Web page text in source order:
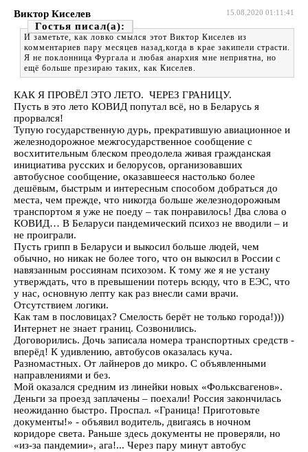
15.08.2020 01:11:41
Виктор Киселев
Гостья
И заметьте, как ловко смылся этот Виктор Киселев из
комментариев пару месяцев назад,когда в крае закипели страсти.
Я не поклонница Фургала и любая анархия мне неприятна, но
ещё больше презираю таких, как Киселев.
КАК Я ПРОВЁЛ ЭТО ЛЕТО. ЧЕРЕЗ ГРАНИЦУ.
Пусть в это лето КОВИД попутал всё, но в Беларусь я
прорвался!
Тупую государственную дурь, прекратившую авиационное и
железнодорожное межгосударственное сообщение с
восхитительным блеском преодолела живая гражданская
инициатива русских и белорусов, организовавших
автобусное сообщение, оказавшееся настолько более
дешёвым, быстрым и интересным способом добраться до
места, чем прежде, что никогда больше железнодорожным
транспортом я уже не поеду – так понравилось! Два слова о
КОВИД… В Беларуси пандемический психоз не вводили – и
не проиграли.
Пусть грипп в Беларуси и выкосил больше людей, чем
обычно, но никак не более того, что он выкосил в России с
навязанным россиянам психозом. К тому же я не устану
утверждать, что в превышении потерь всюду, что в ЕЭС, что
у нас, основную лепту как раз внесли сами врачи.
Отсутствием логики.
Как там в пословицах? Смелость берёт не только города!)))
Интернет не знает границ. Созвонились.
Договорились. Дочь записала номера транспортных средств -
вперёд! К удивлению, автобусов оказалась куча.
Разномастных. От лайнеров до микро. С объявленными
направлениями и без.
Мой оказался средним из линейки новых «Фольксвагенов».
Деньги за проезд заплачены – поехали! Россия закончилась
неожиданно быстро. Проспал. «Граница! Приготовьте
документы!» - объявил водитель, двигаясь в ночном
коридоре света. Раньше здесь документы не проверяли, но
«из-за пандемии», ага!... Через пару минут автобус